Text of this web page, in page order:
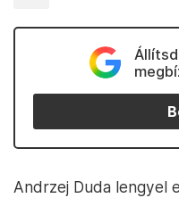
Andrzej Duda lengyel